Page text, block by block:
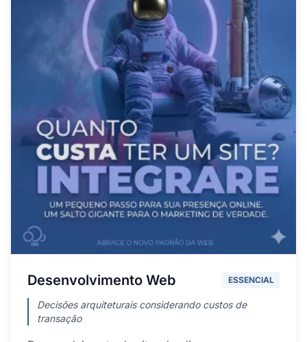
Desenvolvimento Web ESSENCIAL
Decisões arquiteturais considerando custos de
transação